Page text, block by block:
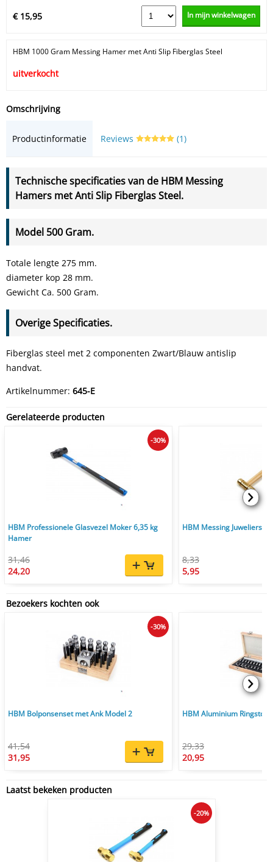
€ 15,95 In mijn winkelwagen
HBM 1000 Gram Messing Hamer met Anti Slip Fiberglas Steel
uitverkocht
Omschrijving
Productinformatie Reviews (1)
Technische specificaties van de HBM Messing
Hamers met Anti Slip Fiberglas Steel.
Model 500 Gram.
Totale lengte 275 mm.
diameter kop 28 mm.
Gewicht Ca. 500 Gram.
Overige Specificaties.
Fiberglas steel met 2 componenten Zwart/Blauw antislip
handvat.
Artikelnummer: 645-E
Gerelateerde producten
HBM Professionele Glasvezel Moker 6,35 kg
Hamer
31,46
24,20
-30%
HBM Messing
8,33
5,95
Bezoekers kochten ook
HBM Bolponsenset met Ank Model 2
41,54
31,95
-30%
HBM Aluminium Ringstok
29,33
20,95
Laatst bekeken producten
-20%